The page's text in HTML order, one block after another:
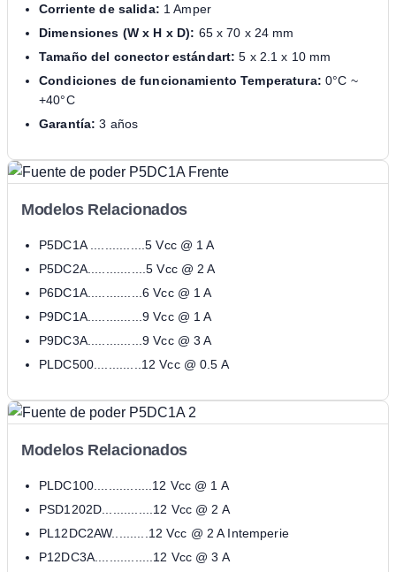
Corriente de salida: 1 Amper
Dimensiones (W x H x D): 65 x 70 x 24 mm
Tamaño del conector estándart: 5 x 2.1 x 10 mm
Condiciones de funcionamiento Temperatura: 0°C ~
+40°C
Garantía: 3 años
Modelos Relacionados
P5DC1A ...............5 Vcc @ 1 A
P5DC2A................5 Vcc @ 2 A
P6DC1A...............6 Vcc @ 1 A
P9DC1A...............9 Vcc @ 1 A
P9DC3A...............9 Vcc @ 3 A
PLDC500.............12 Vcc @ 0.5 A
Modelos Relacionados
PLDC100................12 Vcc @ 1 A
PSD1202D..............12 Vcc @ 2 A
PL12DC2AW..........12 Vcc @ 2 A Intemperie
P12DC3A................12 Vcc @ 3 A